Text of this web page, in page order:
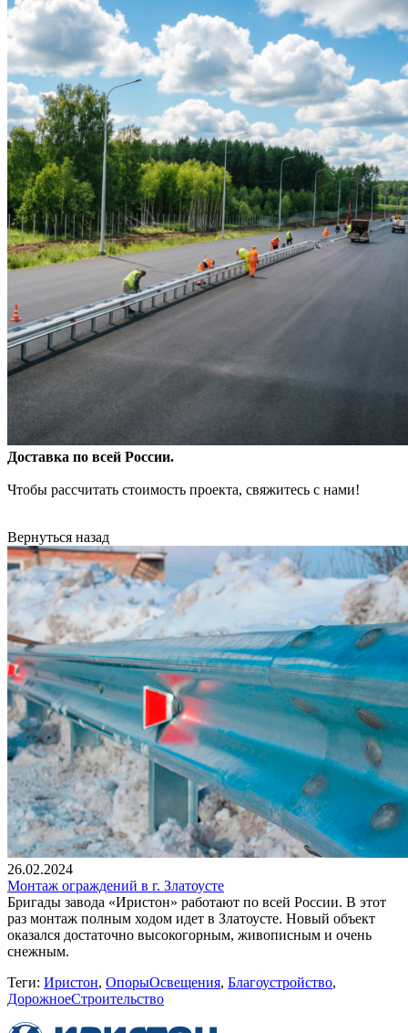
Доставка по всей России.
Чтобы рассчитать стоимость проекта, свяжитесь с нами!
Вернуться назад
26.02.2024
Монтаж ограждений в г. Златоусте
Бригады завода «Иристон» работают по всей России. В этот
раз монтаж полным ходом идет в Златоусте. Новый объект
оказался достаточно высокогорным, живописным и очень
снежным.
Теги: Иристон, ОпорыОсвещения, Благоустройство,
ДорожноеСтроительство